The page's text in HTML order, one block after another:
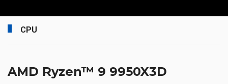
CPU
AMD Ryzen™ 9 9950X3D